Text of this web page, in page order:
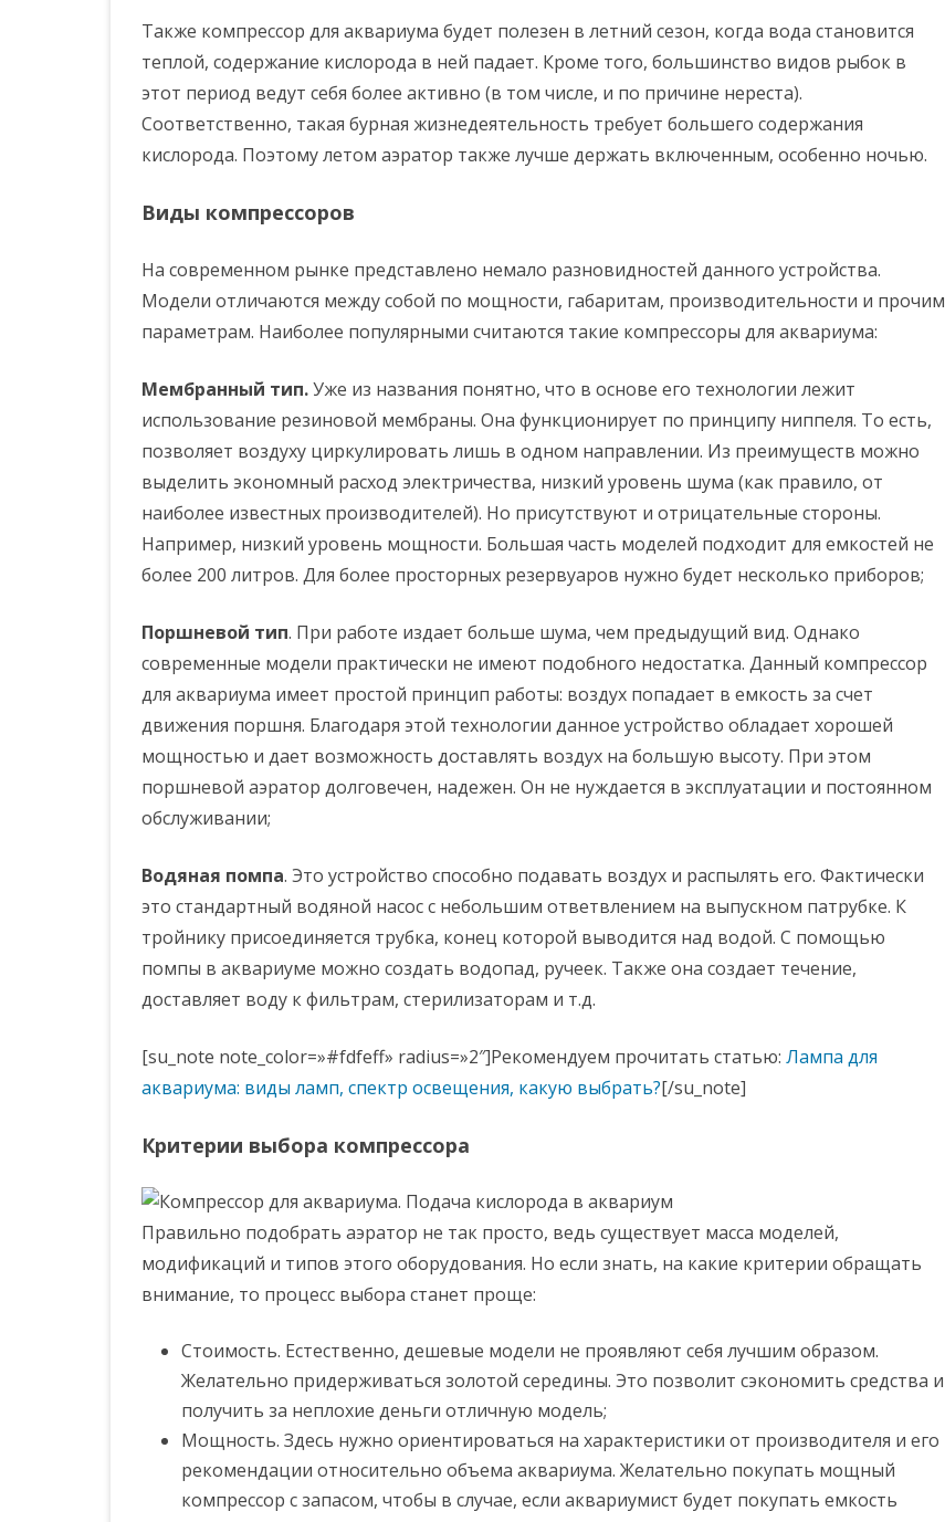
Также компрессор для аквариума будет полезен в летний сезон, когда вода становится
теплой, содержание кислорода в ней падает. Кроме того, большинство видов рыбок в
этот период ведут себя более активно (в том числе, и по причине нереста).
Соответственно, такая бурная жизнедеятельность требует большего содержания
кислорода. Поэтому летом аэратор также лучше держать включенным, особенно ночью.
Виды компрессоров
На современном рынке представлено немало разновидностей данного устройства.
Модели отличаются между собой по мощности, габаритам, производительности и прочим
параметрам. Наиболее популярными считаются такие компрессоры для аквариума:
Мембранный тип.Уже из названия понятно, что в основе его технологии лежит
использование резиновой мембраны. Она функционирует по принципу ниппеля. То есть,
позволяет воздуху циркулировать лишь в одном направлении. Из преимуществ можно
выделить экономный расход электричества, низкий уровень шума (как правило, от
наиболее известных производителей). Но присутствуют и отрицательные стороны.
Например, низкий уровень мощности. Большая часть моделей подходит для емкостей не
более 200 литров. Для более просторных резервуаров нужно будет несколько приборов;
Поршневой тип. При работе издает больше шума, чем предыдущий вид. Однако
современные модели практически не имеют подобного недостатка. Данный компрессор
для аквариума имеет простой принцип работы: воздух попадает в емкость за счет
движения поршня. Благодаря этой технологии данное устройство обладает хорошей
мощностью и дает возможность доставлять воздух на большую высоту. При этом
поршневой аэратор долговечен, надежен. Он не нуждается в эксплуатации и постоянном
обслуживании;
Водяная помпа. Это устройство способно подавать воздух и распылять его. Фактически
это стандартный водяной насос с небольшим ответвлением на выпускном патрубке. К
тройнику присоединяется трубка, конец которой выводится над водой. С помощью
помпы в аквариуме можно создать водопад, ручеек. Также она создает течение,
доставляет воду к фильтрам, стерилизаторам и т.д.
[su_note note_color=»#fdfeff» radius=»2″]Рекомендуем прочитать статью: Лампа для
аквариума: виды ламп, спектр освещения, какую выбрать?[/su_note]
Критерии выбора компрессора
Правильно подобрать аэратор не так просто, ведь существует масса моделей,
модификаций и типов этого оборудования. Но если знать, на какие критерии обращать
внимание, то процесс выбора станет проще:
Стоимость. Естественно, дешевые модели не проявляют себя лучшим образом.
Желательно придерживаться золотой середины. Это позволит сэкономить средства и
получить за неплохие деньги отличную модель;
Мощность. Здесь нужно ориентироваться на характеристики от производителя и его
рекомендации относительно объема аквариума. Желательно покупать мощный
компрессор с запасом, чтобы в случае, если аквариумист будет покупать емкость